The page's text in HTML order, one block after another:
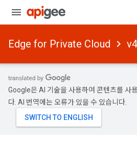
Edge for Private Cloud
Google은 AI 기술을 사용하여 콘텐츠를 사
다. AI 번역에는 오류가 있을 수 있습니다.